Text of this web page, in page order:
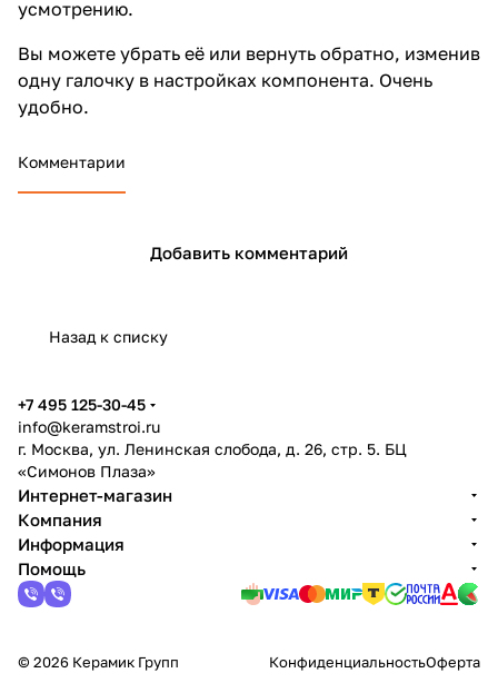
усмотрению.
Вы можете убрать её или вернуть обратно, изменив
одну галочку в настройках компонента. Очень
удобно.
Комментарии
Добавить комментарий
Назад к списку
+7 495 125-30-45
info@keramstroi.ru
г. Москва, ул. Ленинская слобода, д. 26, стр. 5. БЦ
«Симонов Плаза»
Интернет-магазин
Компания
Информация
Помощь
© 2026 Керамик Групп КонфиденциальностьОферта